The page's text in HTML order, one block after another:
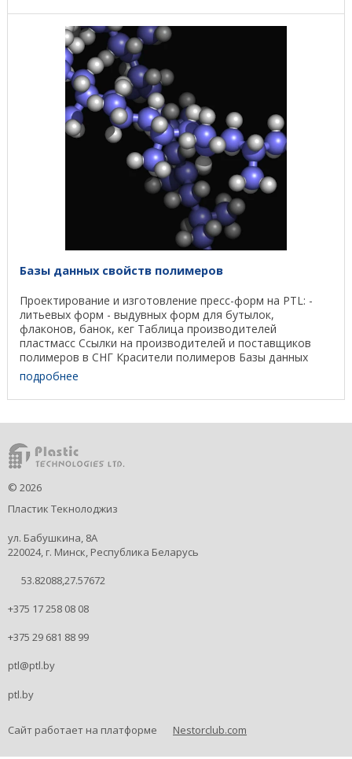
Базы данных свойств полимеров
Проектирование и изготовление пресс-форм на PTL: -
литьевых форм - выдувных форм для бутылок,
флаконов, банок, кег Таблица производителей
пластмасс Ссылки на производителей и поставщиков
полимеров в СНГ Красители полимеров Базы данных
торговых ...
подробнее
© 2026
Пластик Текнолоджиз
ул. Бабушкина, 8А
220024, г. Минск, Республика Беларусь
53.82088,27.57672
+375 17 258 08 08
+375 29 681 88 99
ptl@ptl.by
ptl.by
Сайт работает на платформе Nestorclub.com